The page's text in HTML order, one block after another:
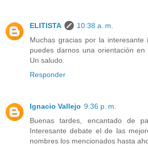
ELITISTA
10:38 a. m.
Muchas gracias por la interesante
puedes darnos una orientación
Un saludo.
Responder
Ignacio Vallejo 9:36 p. m.
Buenas tardes, encantado de
Interesante debate el de las
nombres los mencionados hasta